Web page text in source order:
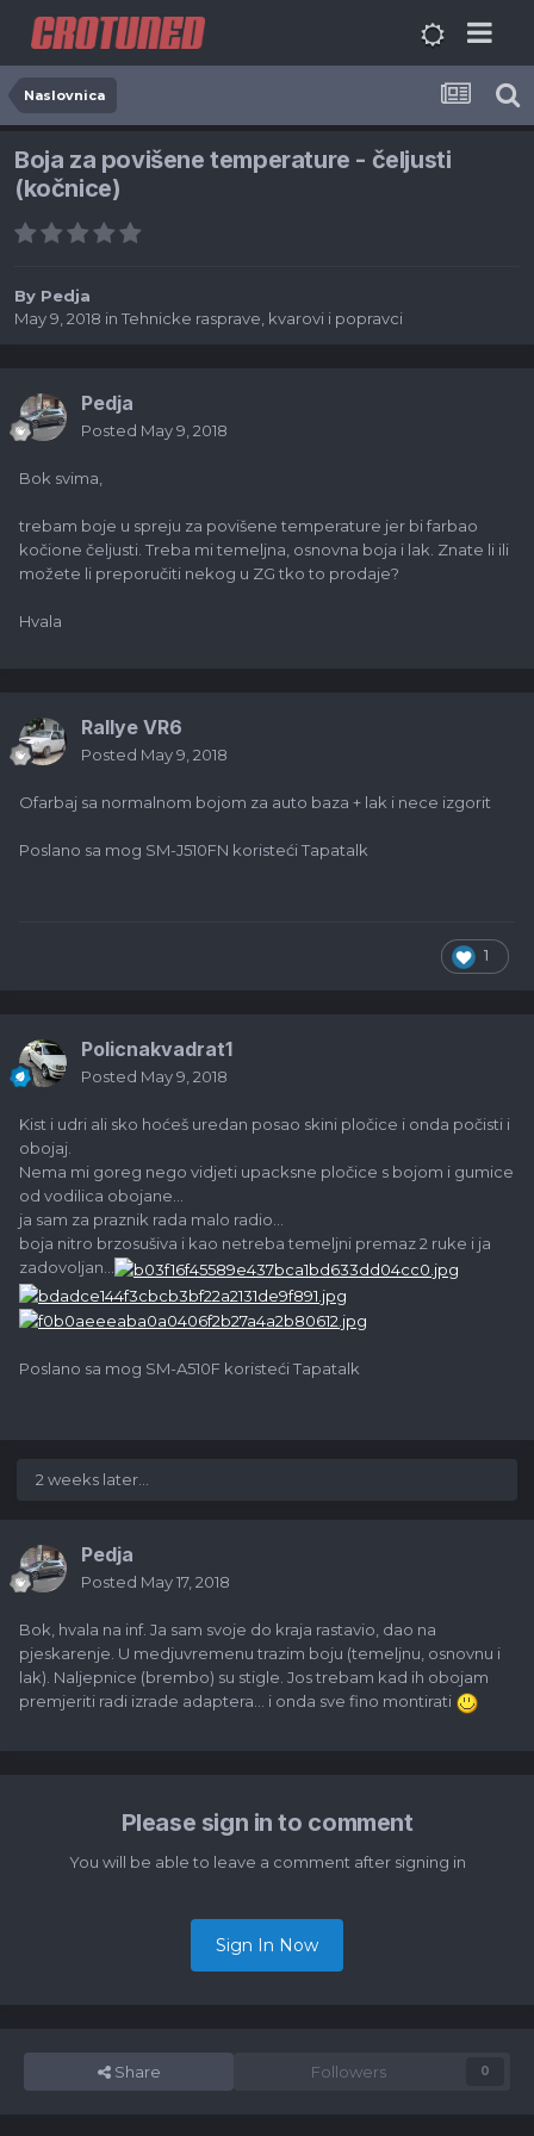
Naslovnica
Boja za povišene temperature - čeljusti
(kočnice)
By Pedja
May 9, 2018 in Tehnicke rasprave, kvarovi i popravci
Pedja
Posted May 9, 2018
Bok svima,
trebam boje u spreju za povišene temperature jer bi farbao
kočione čeljusti. Treba mi temeljna, osnovna boja i lak. Znate li ili
možete li preporučiti nekog u ZG tko to prodaje?
Hvala
Rallye VR6
Posted May 9, 2018
Ofarbaj sa normalnom bojom za auto baza + lak i nece izgorit
Poslano sa mog SM-J510FN koristeći Tapatalk
1
Policnakvadrat1
Posted May 9, 2018
Kist i udri ali sko hoćeš uredan posao skini pločice i onda počisti i
obojaj.
Nema mi goreg nego vidjeti upacksne pločice s bojom i gumice
od vodilica obojane...
ja sam za praznik rada malo radio...
boja nitro brzosušiva i kao netreba temeljni premaz 2 ruke i ja
zadovoljan...
Poslano sa mog SM-A510F koristeći Tapatalk
2 weeks later...
Pedja
Posted May 17, 2018
Bok, hvala na inf. Ja sam svoje do kraja rastavio, dao na
pjeskarenje. U medjuvremenu trazim boju (temeljnu, osnovnu i
lak). Naljepnice (brembo) su stigle. Jos trebam kad ih obojam
premjeriti radi izrade adaptera... i onda sve fino montirati
Please sign in to comment
You will be able to leave a comment after signing in
Sign In Now
Share Followers 0